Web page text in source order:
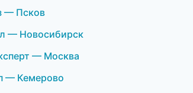
— Псков
— Новосибирск
— Москва
— Кемерово